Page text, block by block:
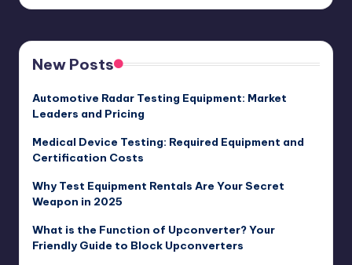
New Posts
Automotive Radar Testing Equipment: Market
Leaders and Pricing
Medical Device Testing: Required Equipment and
Certification Costs
Why Test Equipment Rentals Are Your Secret
Weapon in 2025
What is the Function of Upconverter? Your
Friendly Guide to Block Upconverters